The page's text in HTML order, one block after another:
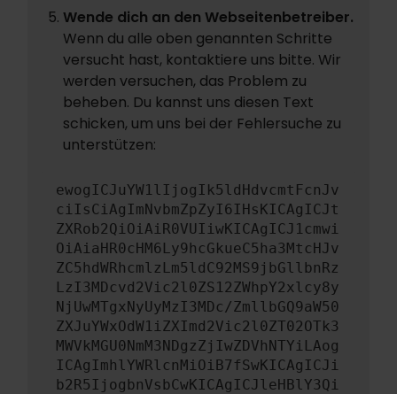
Wende dich an den Webseitenbetreiber.
Wenn du alle oben genannten Schritte
versucht hast, kontaktiere uns bitte. Wir
werden versuchen, das Problem zu
beheben. Du kannst uns diesen Text
schicken, um uns bei der Fehlersuche zu
unterstützen:
ewogICJuYW1lIjogIk5ldHdvcmtFcnJv
ciIsCiAgImNvbmZpZyI6IHsKICAgICJt
ZXRob2QiOiAiR0VUIiwKICAgICJ1cmwi
OiAiaHR0cHM6Ly9hcGkueC5ha3MtcHJv
ZC5hdWRhcmlzLm5ldC92MS9jbGllbnRz
LzI3MDcvd2Vic2l0ZS12ZWhpY2xlcy8y
NjUwMTgxNyUyMzI3MDc/ZmllbGQ9aW50
ZXJuYWxOdW1iZXImd2Vic2l0ZT02OTk3
MWVkMGU0NmM3NDgzZjIwZDVhNTYiLAog
ICAgImhlYWRlcnMiOiB7fSwKICAgICJi
b2R5IjogbnVsbCwKICAgICJleHBlY3Qi